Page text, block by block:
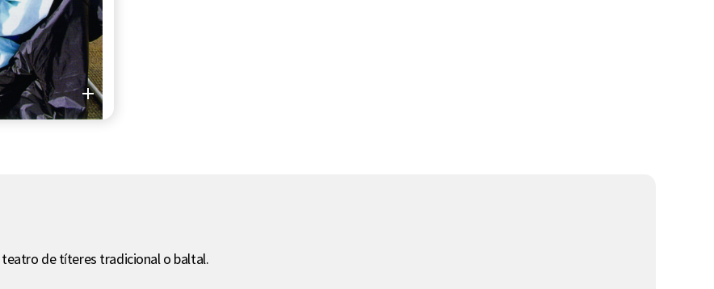
de títeres tradicional o baltal.